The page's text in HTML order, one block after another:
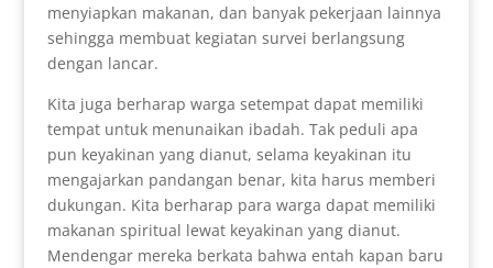
menyiapkan makanan, dan banyak pekerjaan lainnya
sehingga membuat kegiatan survei berlangsung
dengan lancar.
Kita juga berharap warga setempat dapat memiliki
tempat untuk menunaikan ibadah. Tak peduli apa
pun keyakinan yang dianut, selama keyakinan itu
mengajarkan pandangan benar, kita harus memberi
dukungan. Kita berharap para warga dapat memiliki
makanan spiritual lewat keyakinan yang dianut.
Mendengar mereka berkata bahwa entah kapan baru